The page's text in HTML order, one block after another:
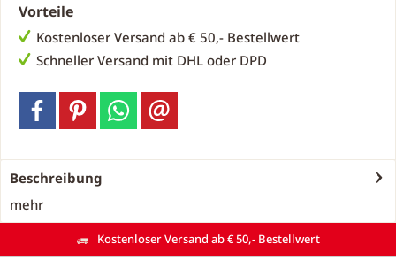
Vorteile
Kostenloser Versand ab € 50,- Bestellwert
Schneller Versand mit DHL oder DPD
Beschreibung
mehr
Kostenloser Versand ab € 50,- Bestellwert